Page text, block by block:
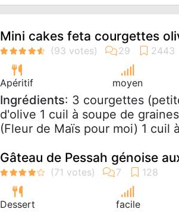
Mini cakes feta courgettes
Apéritif moyen
Ingrédients: 3 courgettes
d'olive 1 cuil à soupe de
(Fleur de Maïs pour moi) 1 cuil
Gâteau de Pessah génoise
Dessert facile